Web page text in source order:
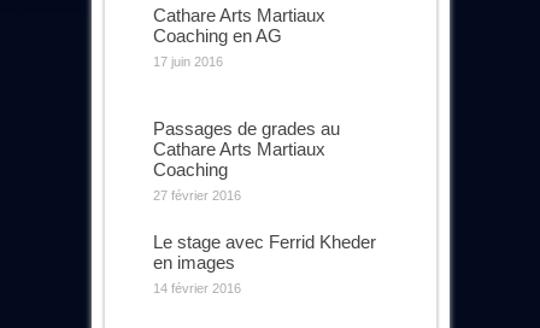
Cathare Arts Martiaux
Coaching en AG
17 juin 2016
Passages de grades au
Cathare Arts Martiaux
Coaching
27 février 2016
Le stage avec Ferrid Kheder
en images
14 février 2016